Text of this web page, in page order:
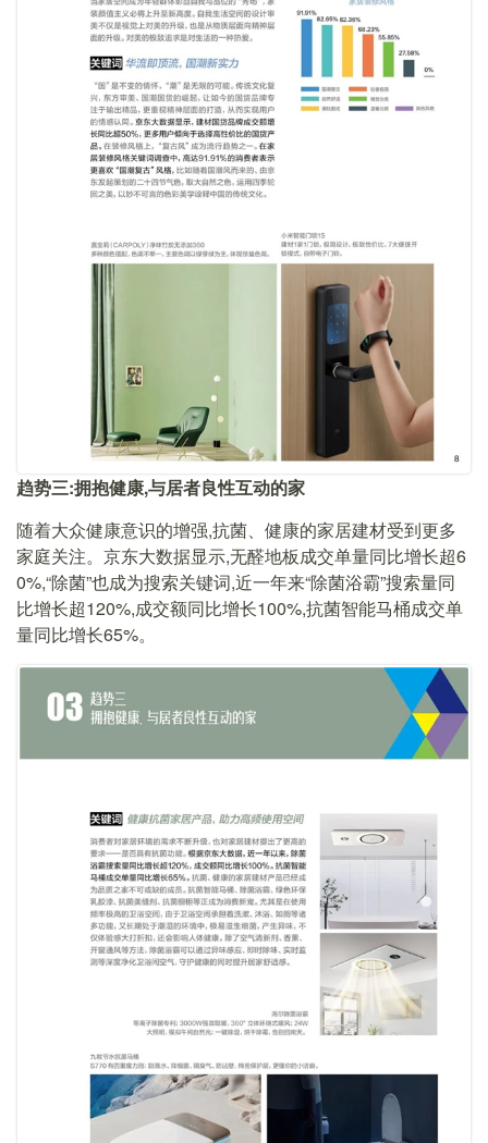
趋势三:拥抱健康,与居者良性互动的家
随着大众健康意识的增强,抗菌、健康的家居建材受到更多
家庭关注。京东大数据显示,无醛地板成交单量同比增长超6
0%,“除菌”也成为搜索关键词,近一年来“除菌浴霸”搜索量同
比增长超120%,成交额同比增长100%,抗菌智能马桶成交单
量同比增长65%。